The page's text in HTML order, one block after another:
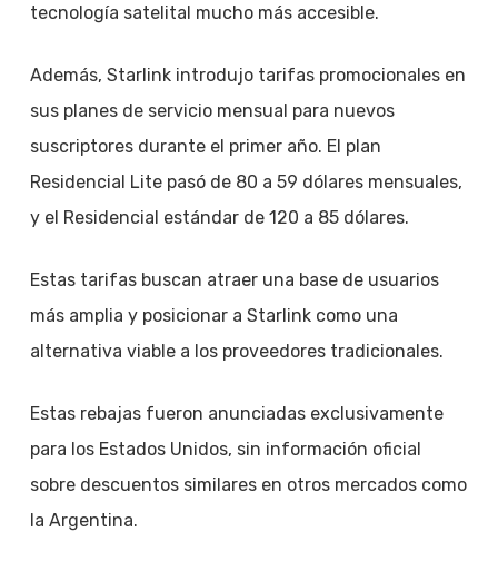
tecnología satelital mucho más accesible.
Además, Starlink introdujo tarifas promocionales en
sus planes de servicio mensual para nuevos
suscriptores durante el primer año. El plan
Residencial Lite pasó de 80 a 59 dólares mensuales,
y el Residencial estándar de 120 a 85 dólares.
Estas tarifas buscan atraer una base de usuarios
más amplia y posicionar a Starlink como una
alternativa viable a los proveedores tradicionales.
Estas rebajas fueron anunciadas exclusivamente
para los Estados Unidos, sin información oficial
sobre descuentos similares en otros mercados como
la Argentina.